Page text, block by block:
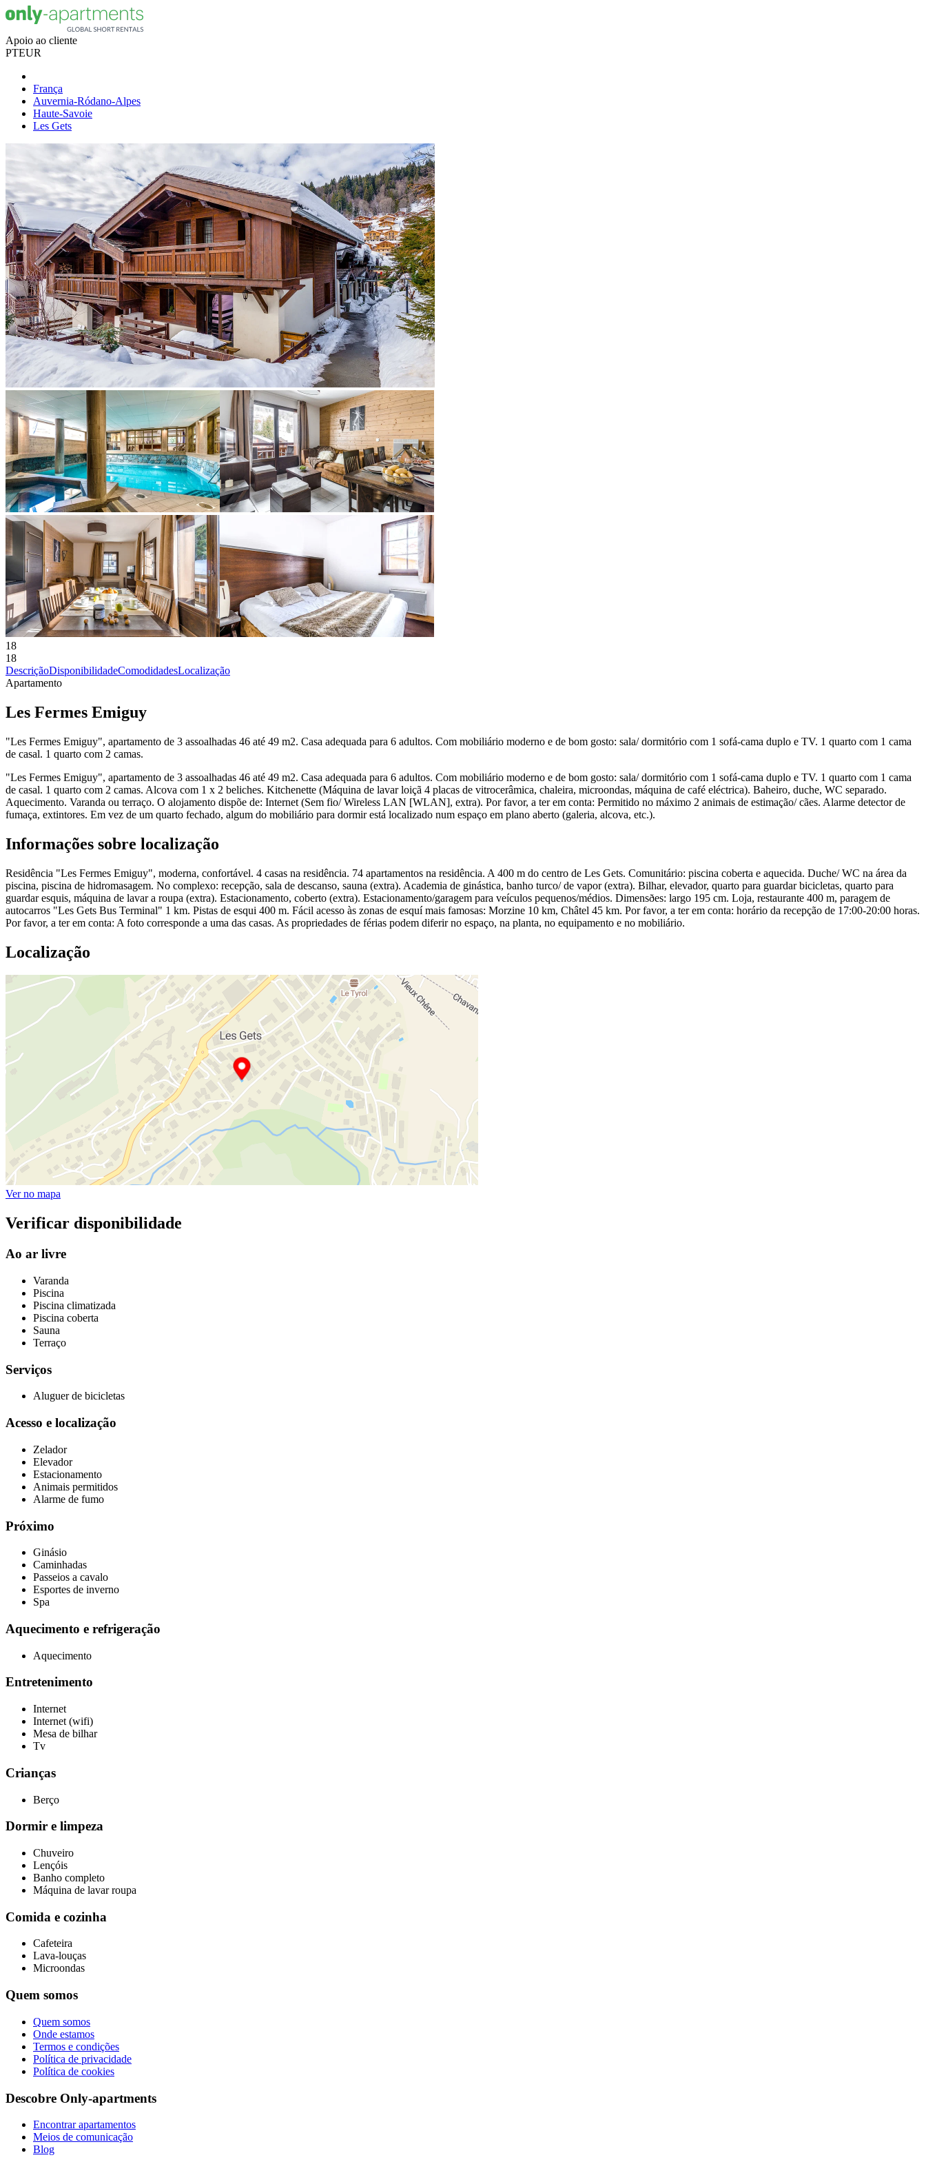
Apoio ao cliente
PTEUR
França
Auvernia-Ródano-Alpes
Haute-Savoie
Les Gets
18
18
DescriçãoDisponibilidadeComodidadesLocalização
Apartamento
Les Fermes Emiguy
"Les Fermes Emiguy", apartamento de 3 assoalhadas 46 até 49 m2. Casa adequada para 6 adultos. Com mobiliário moderno e de bom gosto: sala/ dormitório com 1 sofá-cama duplo e TV. 1 quarto com 1 cama
de casal. 1 quarto com 2 camas.
"Les Fermes Emiguy", apartamento de 3 assoalhadas 46 até 49 m2. Casa adequada para 6 adultos. Com mobiliário moderno e de bom gosto: sala/ dormitório com 1 sofá-cama duplo e TV. 1 quarto com 1 cama
de casal. 1 quarto com 2 camas. Alcova com 1 x 2 beliches. Kitchenette (Máquina de lavar loiçã 4 placas de vitrocerâmica, chaleira, microondas, máquina de café eléctrica). Baheiro, duche, WC separado.
Aquecimento. Varanda ou terraço. O alojamento dispõe de: Internet (Sem fio/ Wireless LAN [WLAN], extra). Por favor, a ter em conta: Permitido no máximo 2 animais de estimação/ cães. Alarme detector de
fumaça, extintores. Em vez de um quarto fechado, algum do mobiliário para dormir está localizado num espaço em plano aberto (galeria, alcova, etc.).
Informações sobre localização
Residência "Les Fermes Emiguy", moderna, confortável. 4 casas na residência. 74 apartamentos na residência. A 400 m do centro de Les Gets. Comunitário: piscina coberta e aquecida. Duche/ WC na área da
piscina, piscina de hidromasagem. No complexo: recepção, sala de descanso, sauna (extra). Academia de ginástica, banho turco/ de vapor (extra). Bilhar, elevador, quarto para guardar bicicletas, quarto para
guardar esquis, máquina de lavar a roupa (extra). Estacionamento, coberto (extra). Estacionamento/garagem para veículos pequenos/médios. Dimensðes: largo 195 cm. Loja, restaurante 400 m, paragem de
autocarros "Les Gets Bus Terminal" 1 km. Pistas de esqui 400 m. Fácil acesso às zonas de esquí mais famosas: Morzine 10 km, Châtel 45 km. Por favor, a ter em conta: horário da recepção de 17:00-20:00 horas.
Por favor, a ter em conta: A foto corresponde a uma das casas. As propriedades de férias podem diferir no espaço, na planta, no equipamento e no mobiliário.
Localização
Ver no mapa
Verificar disponibilidade
Ao ar livre
Varanda
Piscina
Piscina climatizada
Piscina coberta
Sauna
Terraço
Serviços
Aluguer de bicicletas
Acesso e localização
Zelador
Elevador
Estacionamento
Animais permitidos
Alarme de fumo
Próximo
Ginásio
Caminhadas
Passeios a cavalo
Esportes de inverno
Spa
Aquecimento e refrigeração
Aquecimento
Entretenimento
Internet
Internet (wifi)
Mesa de bilhar
Tv
Crianças
Berço
Dormir e limpeza
Chuveiro
Lençóis
Banho completo
Máquina de lavar roupa
Comida e cozinha
Cafeteira
Lava-louças
Microondas
Quem somos
Quem somos
Onde estamos
Termos e condições
Política de privacidade
Política de cookies
Descobre Only-apartments
Encontrar apartamentos
Meios de comunicação
Blog